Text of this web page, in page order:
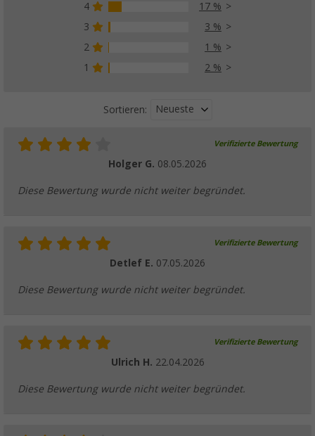
Berger Zeltspannleinen, 4er-Pack
8,99 €
4
17 %
3
3 %
2
1 %
1
2 %
Sortieren: Neueste
Verifizierte Bewertung
Holger G. 08.05.2026
Diese Bewertung wurde nicht weiter begründet.
Verifizierte Bewertung
Detlef E. 07.05.2026
Diese Bewertung wurde nicht weiter begründet.
Verifizierte Bewertung
Ulrich H. 22.04.2026
Diese Bewertung wurde nicht weiter begründet.